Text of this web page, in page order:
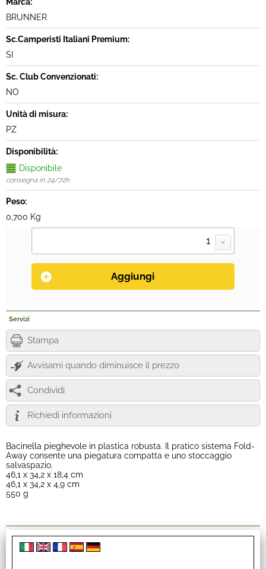
BRUNNER
Sc.Camperisti Italiani Premium:
SI
Sc. Club Convenzionati:
NO
Unità di misura:
PZ
Disponibilità:
Disponibile
consegna in 24/72h
Peso:
0,700 Kg
Servizi
Stampa
Avvisami quando diminuisce il prezzo
Condividi
Richiedi informazioni
Bacinella pieghevole in plastica robusta. Il pratico sistema Fold-
Away consente una piegatura compatta e uno stoccaggio
salvaspazio.
46,1 x 34,2 x 18,4 cm
46,1 x 34,2 x 4,9 cm
550 g
Links